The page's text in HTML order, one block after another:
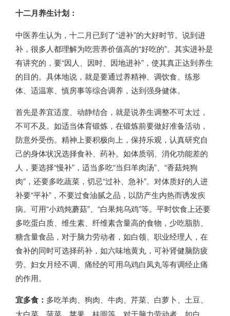
十二月养生计划：
中医养生认为，十二月已到了“进补”的大好时节。说到进
补，很多人都理解为吃营养价值高的“好吃的”。其实进补是
有讲究的，要“因人、因时、因地进补”，使其真正达到养生
的目的。具体地说，就是要通过养精神、调饮食、练形
体、适温寒、慎房事等综合调养，达到强身健体。
首先是养宜适度、动静结合，就是说养生调整不可太过，
不可不及。如适当体育锻炼，在锻炼前要做好准备活动，
防意外受伤。精神上要积极向上，保持乐观，认真研究自
己的身体状况选择食补、药补。如体质弱、消化功能差的
人，要选择“慢补”，适当多吃“当归羊肉汤”、“香菇炖狗
肉”，还要多吃蔬菜，切忌“过补、急补”。对体质好的人进
补要“平补”，不要过食油腻之品，以防产生内热而诱发疾
病。可用“小鸡炖蘑菇”、“白果炖乌鸡”等。平时饮食上还要
多吃蛋白质、维生素、纤维素含量高的食物，少吃脂肪、
糖含量食品，对于脑力劳动者，如白领、职业经理人，在
食补的同时可选择药补，如六味地黄丸，可补肾健脑防疲
劳。妇女月经不调、痛经的可用乌鸡白凤丸等有调经止痛
的作用。
宜多食： 多吃羊肉、狗肉、牛肉、芹菜、白萝卜、土豆、
大白菜、菠菜、苹果、桂圆等。对于脑力劳动者，如白